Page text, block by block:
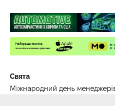
Свята
Міжнародний день